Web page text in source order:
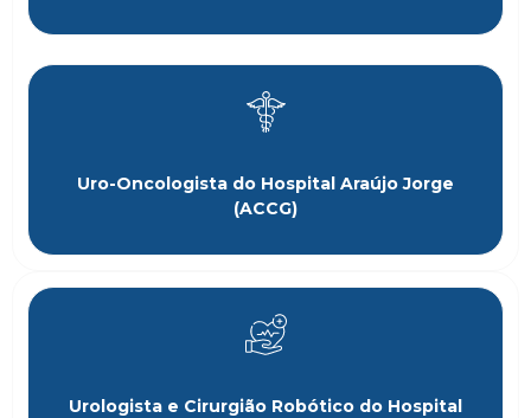
Uro-Oncologista do Hospital Araújo Jorge
(ACCG)
Urologista e Cirurgião Robótico do Hospital